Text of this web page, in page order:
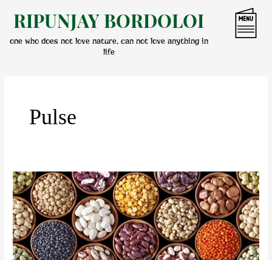
content
RIPUNJAY BORDOLOI
one who does not love nature, can not love anything in
life
Pulse
বহনক্ষম
খাদ্য
নিৰাপত্তাৰ
বাবে
মাহজাতীয়
শস্যৰ